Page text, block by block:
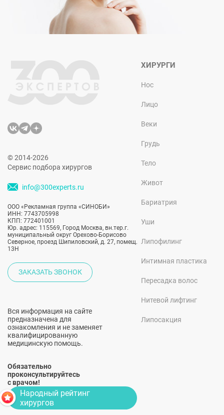
© 2014-2026
Сервис подбора хирургов
info@300experts.ru
ООО «Рекламная группа «СИНОБИ»
ИНН: 7743705998
КПП: 772401001
Юр. адрес: 115569, Город Москва, вн.тер.г.
муниципальный округ Орехово-Борисово
Северное, проезд Шипиловский, д. 27, помещ.
13Н
ЗАКАЗАТЬ ЗВОНОК
Вся информация на сайте
предназначена для
ознакомления и не заменяет
квалифицированную
медицинскую помощь.
Обязательно
проконсультируйтесь
с врачом!
ХИРУРГИ
Нос
Лицо
Веки
Грудь
Тело
Живот
Бариатрия
Уши
Липофилинг
Интимная пластика
Пересадка волос
Нитевой лифтинг
Липосакция
Народный рейтинг
хирургов